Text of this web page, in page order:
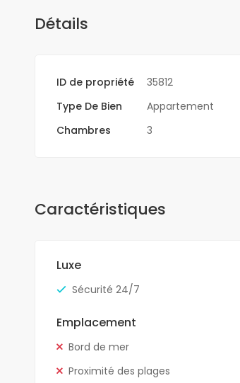
Détails
ID de propriété 35812
Type De Bien
Appartement
Chambres
3
Caractéristiques
Luxe
Sécurité 24/7
Emplacement
Bord de mer
Proximité des plages